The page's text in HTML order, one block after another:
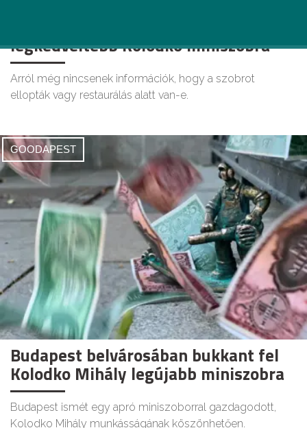
legkedveltebb Kolodko miniszobra
Arról még nincsenek információk, hogy a szobrot
ellopták vagy restaurálás alatt van-e.
GOODAPEST
Budapest belvárosában bukkant fel
Kolodko Mihály legújabb miniszobra
Budapest ismét egy apró miniszoborral gazdagodott,
Kolodko Mihály munkásságának köszönhetően.